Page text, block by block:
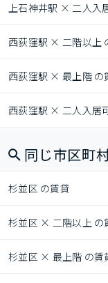
上石神井駅 × 二人入
西荻窪駅 × 二階以上
西荻窪駅 × 最上階 の
西荻窪駅 × 二人入居
同じ市区町
杉並区 の賃貸
杉並区 × 二階以上 の
杉並区 × 最上階 の賃